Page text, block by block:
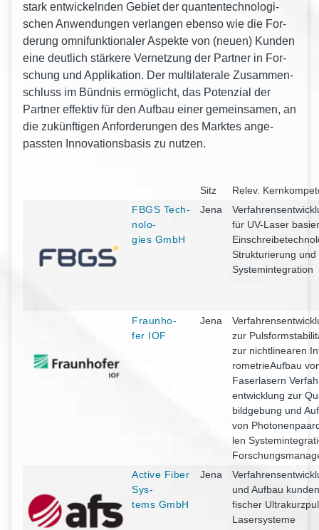
stark ent­wi­ckeln­den Gebiet der quan­ten­tech­no­lo­gi­
schen Anwen­dun­gen ver­lan­gen eben­so wie die For­
de­rung omni­funk­tio­na­ler Aspek­te von (neuen) Kun­den
eine deut­lich stär­ke­re Ver­net­zung der Part­ner in For­
schung und Appli­ka­ti­on. Der mul­ti­la­te­ra­le Zusam­men­
schluss im Bünd­nis ermög­licht, das Poten­zi­al der
Part­ner effek­tiv für den Auf­bau einer gemein­sa­men, an
die zukünf­ti­gen Anfor­de­run­gen des Mark­tes ange­
pass­ten Inno­va­ti­ons­ba­sis zu nutzen.
Sitz
Relev.
FBGS Tech­
no­lo­
gies GmbH
Jena
für UV-Laser
Struk­tu­rie­rung und
Systemintegration
Fraun­ho­
fer IOF
Jena
zur
zur nicht­li­nea­ren
ro­me­trie­Auf­bau
Faser­la­sern
ent­wick­lung zur
bild­ge­bung und
von
len
Acti­ve Fiber
Sys­
tems GmbH
Jena
und Auf­bau
fi­scher
Laser­sys­te­me